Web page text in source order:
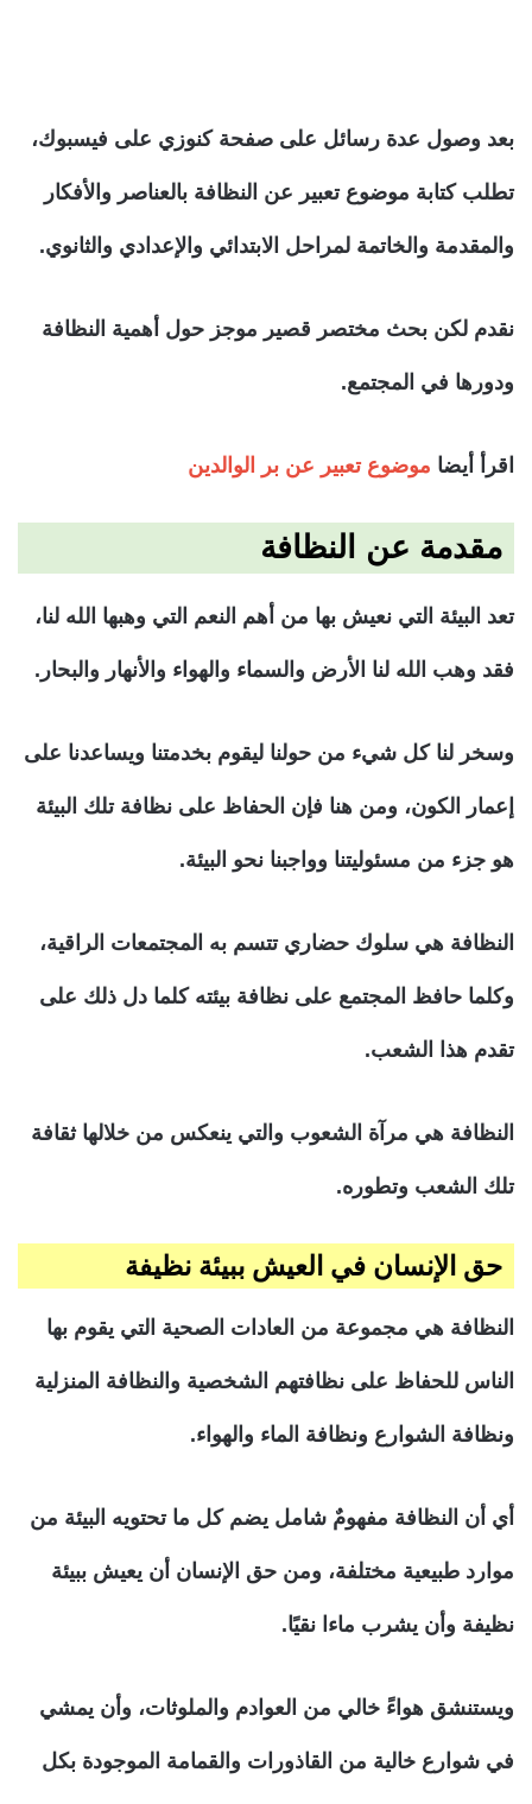
بعد وصول عدة رسائل على صفحة كنوزي على فيسبوك،
تطلب كتابة موضوع تعبير عن النظافة بالعناصر والأفكار
والمقدمة والخاتمة لمراحل الابتدائي والإعدادي والثانوي.
نقدم لكن بحث مختصر قصير موجز حول أهمية النظافة
ودورها في المجتمع.
اقرأ أيضا موضوع تعبير عن بر الوالدين
مقدمة عن النظافة
تعد البيئة التي نعيش بها من أهم النعم التي وهبها الله لنا،
فقد وهب الله لنا الأرض والسماء والهواء والأنهار والبحار.
وسخر لنا كل شيء من حولنا ليقوم بخدمتنا ويساعدنا على
إعمار الكون، ومن هنا فإن الحفاظ على نظافة تلك البيئة
هو جزء من مسئوليتنا وواجبنا نحو البيئة.
النظافة هي سلوك حضاري تتسم به المجتمعات الراقية،
وكلما حافظ المجتمع على نظافة بيئته كلما دل ذلك على
تقدم هذا الشعب.
النظافة هي مرآة الشعوب والتي ينعكس من خلالها ثقافة
تلك الشعب وتطوره.
حق الإنسان في العيش ببيئة نظيفة
النظافة هي مجموعة من العادات الصحية التي يقوم بها
الناس للحفاظ على نظافتهم الشخصية والنظافة المنزلية
ونظافة الشوارع ونظافة الماء والهواء.
أي أن النظافة مفهومٌ شامل يضم كل ما تحتويه البيئة من
موارد طبيعية مختلفة، ومن حق الإنسان أن يعيش ببيئة
نظيفة وأن يشرب ماءا نقيًا.
ويستنشق هواءً خالي من العوادم والملوثات، وأن يمشي
في شوارع خالية من القاذورات والقمامة الموجودة بكل